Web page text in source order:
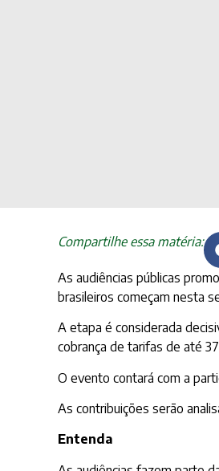
Compartilhe essa matéria:
As audiências públicas
brasileiros começam nesta
A etapa é considerada
cobrança de tarifas de até
O evento contará com a
As contribuições serão
Entenda